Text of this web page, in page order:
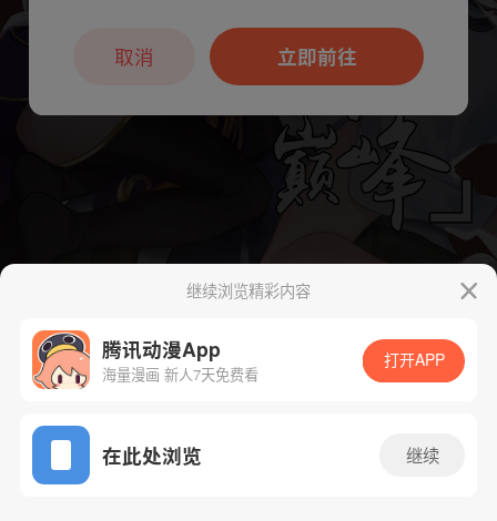
App免费看
下一话 腾漫App免费看
继续浏览精彩内容
腾讯动漫App
海量漫画 新人7天免费看
打开APP
在此处浏览 继续
本章节仅支持App阅读，可打开App新用
户7天免费看立即前往
取消